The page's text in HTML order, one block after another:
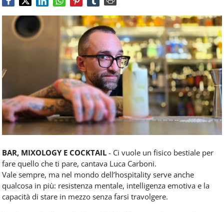
Food
Service
e
tutte
Horeca.
BAR, MIXOLOGY E COCKTAIL - Ci vuole un fisico bestiale per
fare quello che ti pare, cantava Luca Carboni.
Vale sempre, ma nel mondo dell’hospitality serve anche
qualcosa in più: resistenza mentale, intelligenza emotiva e la
capacità di stare in mezzo senza farsi travolgere.